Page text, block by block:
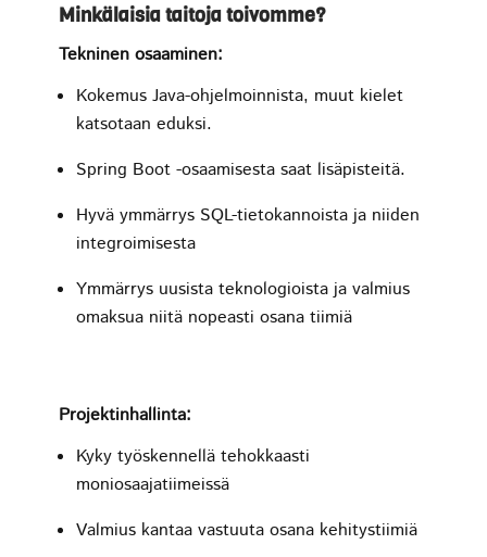
Minkälaisia taitoja toivomme?
Tekninen osaaminen:
Kokemus Java-ohjelmoinnista, muut kielet
katsotaan eduksi.
Spring Boot -osaamisesta saat lisäpisteitä.
Hyvä ymmärrys SQL-tietokannoista ja niiden
integroimisesta
Ymmärrys uusista teknologioista ja valmius
omaksua niitä nopeasti osana tiimiä
Projektinhallinta:
Kyky työskennellä tehokkaasti
moniosaajatiimeissä
Valmius kantaa vastuuta osana kehitystiimiä